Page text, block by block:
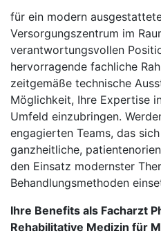
für ein modern
Versorgungszentrum im
verantwortungsvollen
hervorragende fachliche
zeitgemäße technische
Möglichkeit, Ihre Expertise
Umfeld einzubringen.
engagierten Teams, das
ganzheitliche,
den Einsatz modernster
Behandlungsmethoden
Ihre Benefits als Facharzt
Rehabilitative Medizin für